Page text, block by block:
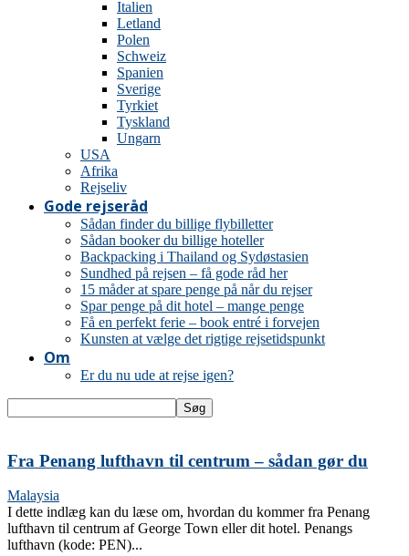
Italien
Letland
Polen
Schweiz
Spanien
Sverige
Tyrkiet
Tyskland
Ungarn
USA
Afrika
Rejseliv
Gode rejseråd
Sådan finder du billige flybilletter
Sådan booker du billige hoteller
Backpacking i Thailand og Sydøstasien
Sundhed på rejsen – få gode råd her
15 måder at spare penge på når du rejser
Spar penge på dit hotel – mange penge
Få en perfekt ferie – book entré i forvejen
Kunsten at vælge det rigtige rejsetidspunkt
Om
Er du nu ude at rejse igen?
Fra Penang lufthavn til centrum – sådan gør du
Malaysia
I dette indlæg kan du læse om, hvordan du kommer fra Penang
lufthavn til centrum af George Town eller dit hotel. Penangs
lufthavn (kode: PEN)...